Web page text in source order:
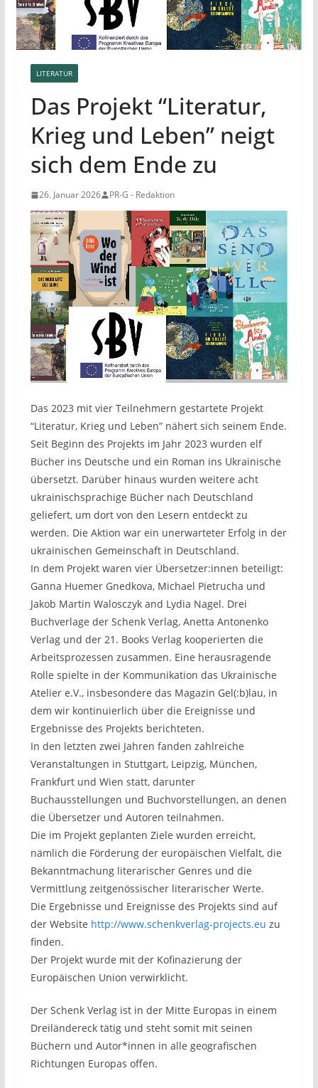
LITERATUR
Das Projekt “Literatur,
Krieg und Leben” neigt
sich dem Ende zu
26. Januar 2026 PR-G - Redaktion
Das 2023 mit vier Teilnehmern gestartete Projekt
“Literatur, Krieg und Leben” nähert sich seinem Ende.
Seit Beginn des Projekts im Jahr 2023 wurden elf
Bücher ins Deutsche und ein Roman ins Ukrainische
übersetzt. Darüber hinaus wurden weitere acht
ukrainischsprachige Bücher nach Deutschland
geliefert, um dort von den Lesern entdeckt zu
werden. Die Aktion war ein unerwarteter Erfolg in der
ukrainischen Gemeinschaft in Deutschland.
In dem Projekt waren vier Übersetzer:innen beteiligt:
Ganna Huemer Gnedkova, Michael Pietrucha und
Jakob Martin Walosczyk and Lydia Nagel. Drei
Buchverlage der Schenk Verlag, Anetta Antonenko
Verlag und der 21. Books Verlag kooperierten die
Arbeitsprozessen zusammen. Eine herausragende
Rolle spielte in der Kommunikation das Ukrainische
Atelier e.V., insbesondere das Magazin Gel(:b)lau, in
dem wir kontinuierlich über die Ereignisse und
Ergebnisse des Projekts berichteten.
In den letzten zwei Jahren fanden zahlreiche
Veranstaltungen in Stuttgart, Leipzig, München,
Frankfurt und Wien statt, darunter
Buchausstellungen und Buchvorstellungen, an denen
die Übersetzer und Autoren teilnahmen.
Die im Projekt geplanten Ziele wurden erreicht,
nämlich die Förderung der europäischen Vielfalt, die
Bekanntmachung literarischer Genres und die
Vermittlung zeitgenössischer literarischer Werte.
Die Ergebnisse und Ereignisse des Projekts sind auf
der Website http://www.schenkverlag-projects.eu zu
finden.
Der Projekt wurde mit der Kofinazierung der
Europäischen Union verwirklicht.
Der Schenk Verlag ist in der Mitte Europas in einem
Dreiländereck tätig und steht somit mit seinen
Büchern und Autor*innen in alle geografischen
Richtungen Europas offen.